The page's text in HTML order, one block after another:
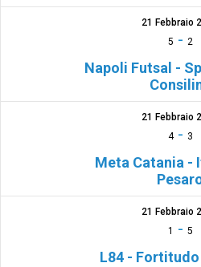
21 Febbraio
5 - 2
Napoli Futsal -
21 Febbraio
4- 3
Meta Catania -
21 Febbraio
1
- 5
L84 -